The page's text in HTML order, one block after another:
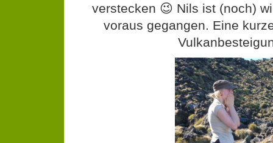
verstecken 😉 Nils ist (noch)
voraus gegangen. Eine